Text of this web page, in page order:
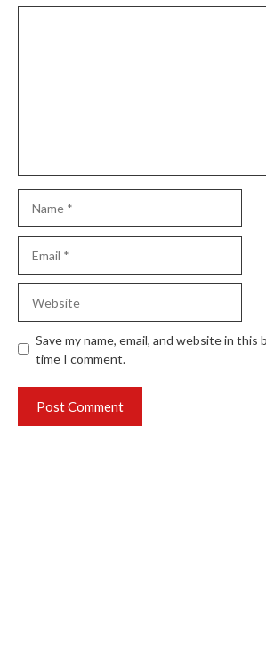
Save my name, email, and website in
time I comment.